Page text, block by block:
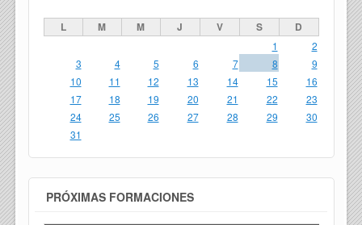
L M M J V S D
1
2
3
4 5 6 7 8
9
10
11 12 13 14 15
16
17
18 19 20 21 22
23
24
25 26 27 28 29
30
31
PRÓXIMAS FORMACIONES